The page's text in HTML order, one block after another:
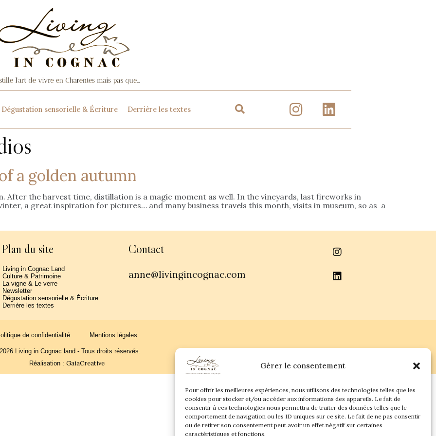
Gérer le consentement
Pour offrir les meilleures expériences, nous utilisons des technologies telles que les
cookies pour stocker et/ou accéder aux informations des appareils. Le fait de
consentir à ces technologies nous permettra de traiter des données telles que le
comportement de navigation ou les ID uniques sur ce site. Le fait de ne pas consentir
ou de retirer son consentement peut avoir un effet négatif sur certaines
caractéristiques et fonctions.
Dégustation sensorielle & Écriture Derrière les textes
a golden autumn
After the harvest time, distillation is a magic moment as well. In the vineyards, last fireworks in
a great inspiration for pictures… and many business travels this month, visits in museum, so as a
Plan du site
Living in Cognac Land
Culture & Patrimoine
La vigne & Le verre
Newsletter
Dégustation sensorielle & Écriture
Derrière les textes
Contact
anne@livingincognac.com
de confidentialité Mentions légales
Living in Cognac land - Tous droits réservés.
Réalisation : GaiaCreative